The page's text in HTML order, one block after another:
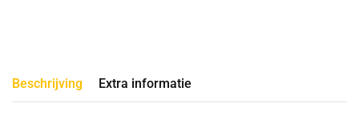
Beschrijving Extra informatie